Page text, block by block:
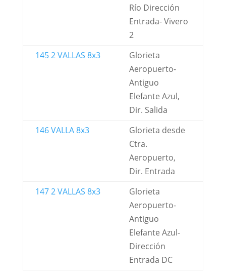
Río Dirección
Entrada- Vivero
2
145 2 VALLAS 8x3
Glorieta
Aeropuerto-
Antiguo
Elefante Azul,
Dir. Salida
146 VALLA 8x3
Glorieta desde
Ctra.
Aeropuerto,
Dir. Entrada
147 2 VALLAS 8x3
Glorieta
Aeropuerto-
Antiguo
Elefante Azul-
Dirección
Entrada DC